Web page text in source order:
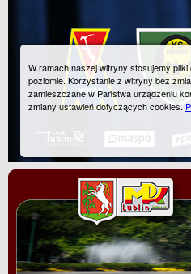
W ramach naszej witryny stosujemy
poziomie. Korzystanie z witryny bez
zamieszczane w Państwa urządzeniu
zmiany ustawień dotyczących cookies.